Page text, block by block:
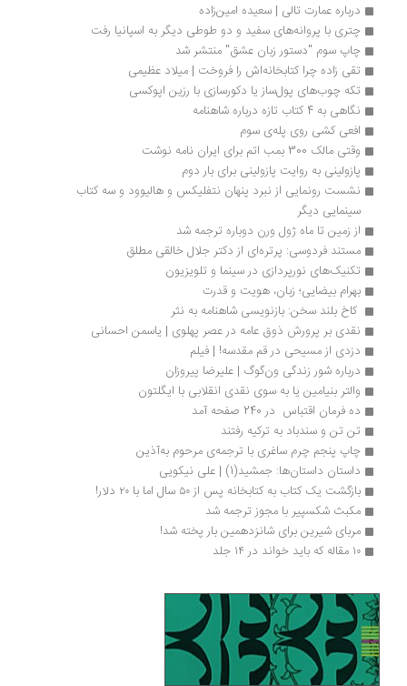
درباره عمارت تالی | سعیده امین‌زاده
چتری با پروانه‌های سفید و دو طوطی دیگر به اسپانیا رفت
چاپ سوم "دستور زبان عشق" منتشر شد
تقی زاده چرا کتابخانه‌اش را فروخت | میلاد عظیمی
تکه چوب‌های پول‌ساز یا دکورسازی با رزین اپوکسی
نگاهی به 4 کتاب تازه درباره شاهنامه
افعی کشی روی پله‌ی سوم
وقتی مالک 300 بمب اتم برای ایران نامه نوشت
پازولینی به روایت پازولینی برای بار دوم
نشست رونمایی از نبرد پنهان نتفلیکس و هالیوود و سه کتاب
سینمایی دیگر
از زمین تا ماه ژول ورن دوباره ترجمه شد
مستند فردوسی: پرتره‌ای از دکتر جلال خالقی مطلق
تکنیک‌های نورپردازی در سینما و تلویزیون
بهرام بیضایی؛ زبان، هویت و قدرت
کاخ بلند سخن: بازنویسی شاهنامه به نثر
نقدی بر پرورش ذوق عامه در عصر پهلوی | یاسمن احسانی
دزدی از مسیحی در قم مقدسه! | فیلم
درباره شور زندگی ون‌گوگ | علیرضا پیروزان
والتر بنیامین یا به سوی نقدی انقلابی با ایگلتون
ده فرمان اقتباس  در 240 صفحه آمد
تن تن و سندباد به ترکیه رفتند
چاپ پنجم چرم ساغری با ترجمه‌ی مرحوم به‌آذین
داستان داستان‌ها: جمشید(1) | علی نیکویی
بازگشت یک کتاب به کتابخانه پس از ۵۰ سال اما با ۲۰ دلار!
مکبث شکسپیر با مجوز ترجمه شد
مربای شیرین برای شانزدهمین‌ بار پخته شد!